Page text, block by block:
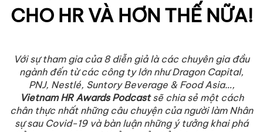
CHO HR VÀ HƠN THẾ NỮA!
Với sự tham gia của 8 diễn giả là các chuyên gia đầu
ngành đến từ các công ty lớn như Dragon Capital,
PNJ, Nestlé, Suntory Beverage & Food Asia…,
Vietnam HR Awards Podcastsẽ chia sẻ một cách
chân thực nhất những câu chuyện của người làm Nhân
sự sau Covid-19 và bàn luận những ý tưởng khai phá